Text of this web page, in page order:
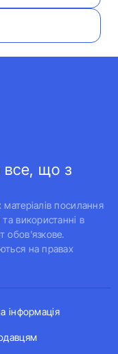
все, що з
матеріалів посилання
використанні в
обов'язкове.
на правах
інформація